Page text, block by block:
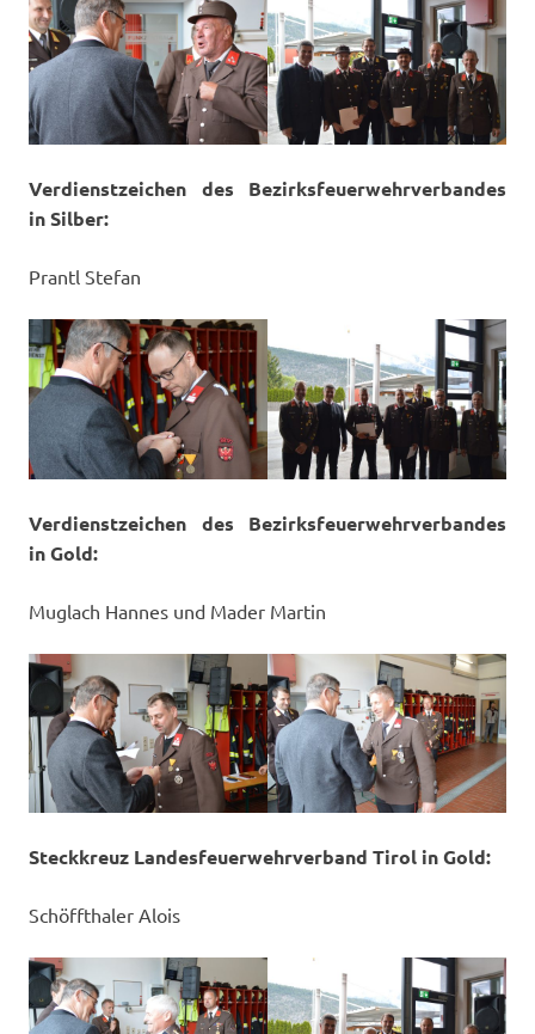
Verdienstzeichen des Bezirksfeuerwehrverbandes
in Silber:
Prantl Stefan
Verdienstzeichen des Bezirksfeuerwehrverbandes
in Gold:
Muglach Hannes und Mader Martin
Steckkreuz Landesfeuerwehrverband Tirol in Gold:
Schöffthaler Alois